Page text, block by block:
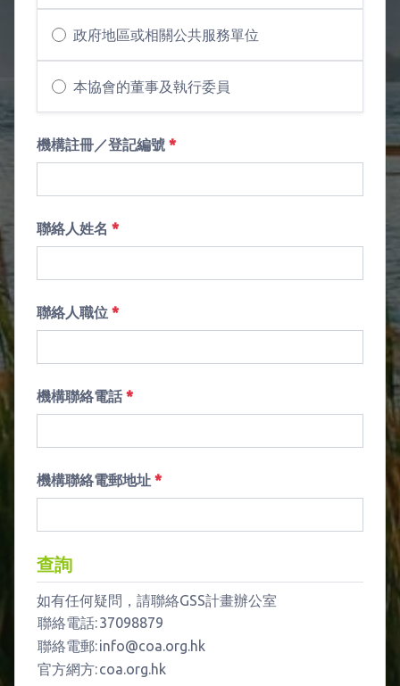
政府地區或相關公共服務單位
本協會的董事及執行委員
機構註冊／登記編號 *
聯絡人姓名 *
聯絡人職位 *
機構聯絡電話*
機構聯絡電郵地址 *
查詢
如有任何疑問，請聯絡GSS計畫辦公室
聯絡電話:37098879
聯絡電郵:info@coa.org.hk
官方網方:coa.org.hk